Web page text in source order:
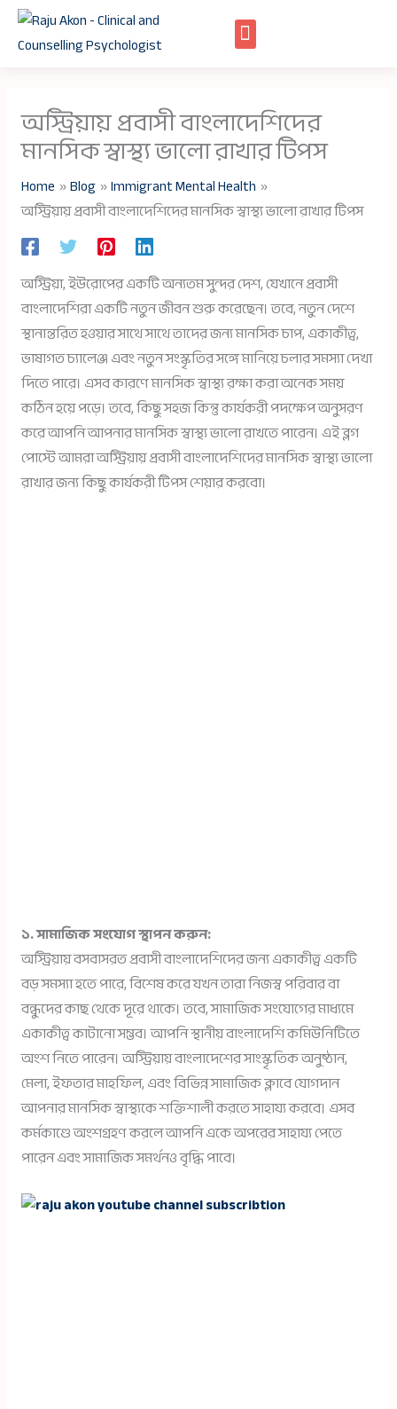
Skip
অস্ট্রিয়ায় প্রবাসী বাংলাদেশিদের
মানসিক স্বাস্থ্য ভালো রাখার টিপস
Home Blog
Immigrant Mental Health
অস্ট্রিয়ায় প্রবাসী বাংলাদেশিদের মানসিক স্বাস্থ্য ভালো রাখার টিপস
অস্ট্রিয়া, ইউরোপের একটি অন্যতম সুন্দর দেশ, যেখানে প্রবাসী
বাংলাদেশিরা একটি নতুন জীবন শুরু করেছেন। তবে, নতুন দেশে
স্থানান্তরিত হওয়ার সাথে সাথে তাদের জন্য মানসিক চাপ, একাকীত্ব,
ভাষাগত চ্যালেঞ্জ এবং নতুন সংস্কৃতির সঙ্গে মানিয়ে চলার সমস্যা দেখা
দিতে পারে। এসব কারণে মানসিক স্বাস্থ্য রক্ষা করা অনেক সময়
কঠিন হয়ে পড়ে। তবে, কিছু সহজ কিন্তু কার্যকরী পদক্ষেপ অনুসরণ
করে আপনি আপনার মানসিক স্বাস্থ্য ভালো রাখতে পারেন। এই ব্লগ
পোস্টে আমরা অস্ট্রিয়ায় প্রবাসী বাংলাদেশিদের মানসিক স্বাস্থ্য ভালো
রাখার জন্য কিছু কার্যকরী টিপস শেয়ার করবো।
১. সামাজিক সংযোগ স্থাপন করুন:
অস্ট্রিয়ায় বসবাসরত প্রবাসী বাংলাদেশিদের জন্য একাকীত্ব একটি
বড় সমস্যা হতে পারে, বিশেষ করে যখন তারা নিজস্ব পরিবার বা
বন্ধুদের কাছ থেকে দূরে থাকে। তবে, সামাজিক সংযোগের মাধ্যমে
একাকীত্ব কাটানো সম্ভব। আপনি স্থানীয় বাংলাদেশি কমিউনিটিতে
অংশ নিতে পারেন। অস্ট্রিয়ায় বাংলাদেশের সাংস্কৃতিক অনুষ্ঠান,
মেলা, ইফতার মাহফিল, এবং বিভিন্ন সামাজিক ক্লাবে যোগদান
আপনার মানসিক স্বাস্থ্যকে শক্তিশালী করতে সাহায্য করবে। এসব
কর্মকাণ্ডে অংশগ্রহণ করলে আপনি একে অপরের সাহায্য পেতে
পারেন এবং সামাজিক সমর্থনও বৃদ্ধি পাবে।